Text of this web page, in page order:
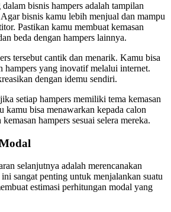
bisnis hampers adalah tampilan
bisnis kamu lebih menjual dan mampu
Pastikan kamu membuat kemasan
beda dengan hampers lainnya.
tersebut cantik dan menarik. Kamu bisa
hampers yang inovatif melalui internet.
dengan idemu sendiri.
setiap hampers memiliki tema kemasan
kamu bisa menawarkan kepada calon
hampers sesuai selera mereka.
selanjutnya adalah merencanakan
sangat penting untuk menjalankan suatu
estimasi perhitungan modal yang